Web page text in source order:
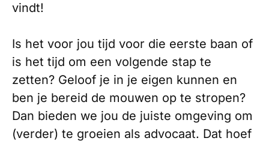
vindt!
Is het voor jou tijd voor die eerste baan of
is het tijd om een volgende stap te
zetten? Geloof je in je eigen kunnen en
ben je bereid de mouwen op te stropen?
Dan bieden we jou de juiste omgeving om
(verder) te groeien als advocaat. Dat hoef